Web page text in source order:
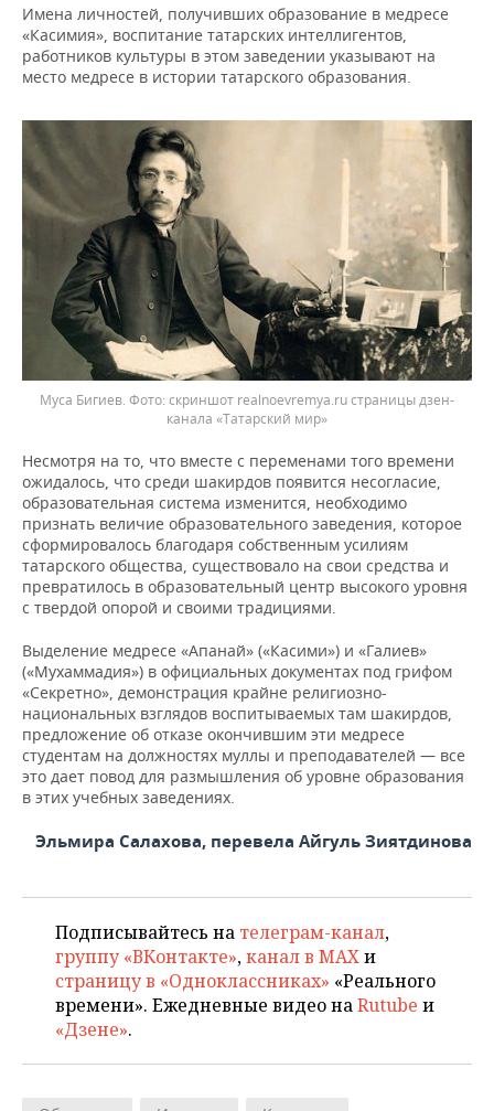
Имена личностей, получивших образование в медресе
«Касимия», воспитание татарских интеллигентов,
работников культуры в этом заведении указывают на
место медресе в истории татарского образования.
Муса Бигиев.
скриншот realnoevremya.ru страницы дзен-
канала «Татарский мир»
Несмотря на то, что вместе с переменами того времени
ожидалось, что среди шакирдов появится несогласие,
образовательная система изменится, необходимо
признать величие образовательного заведения, которое
сформировалось благодаря собственным усилиям
татарского общества, существовало на свои средства и
превратилось в образовательный центр высокого уровня
с твердой опорой и своими традициями.
Выделение медресе «Апанай» («Касими») и «Галиев»
(«Мухаммадия») в официальных документах под грифом
«Секретно», демонстрация крайне религиозно-
национальных взглядов воспитываемых там шакирдов,
предложение об отказе окончившим эти медресе
студентам на должностях муллы и преподавателей — все
это дает повод для размышления об уровне образования
в этих учебных заведениях.
Эльмира Салахова, перевела Айгуль Зиятдинова
Подписывайтесь на телеграм-канал,
группу «ВКонтакте»,канал в MAXи
страницу в «Одноклассниках» «Реального
времени». Ежедневные видео наRutube и
«Дзене».